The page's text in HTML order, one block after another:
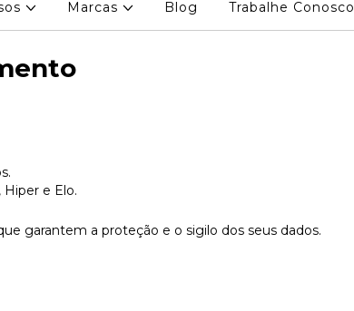
Marcas Blog Trabalhe Conosco
e Elo.
garantem a proteção e o sigilo dos seus dados.